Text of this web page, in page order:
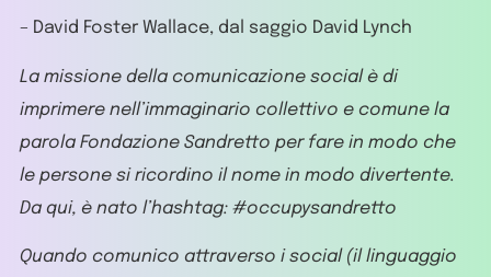
– David Foster Wallace, dal saggio David Lynch
La missione della comunicazione social è di
imprimere nell’immaginario collettivo e comune la
parola Fondazione Sandretto per fare in modo che
le persone si ricordino il nome in modo divertente.
Da qui, è nato l’hashtag: #occupysandretto
Quando comunico attraverso i social (il linguaggio